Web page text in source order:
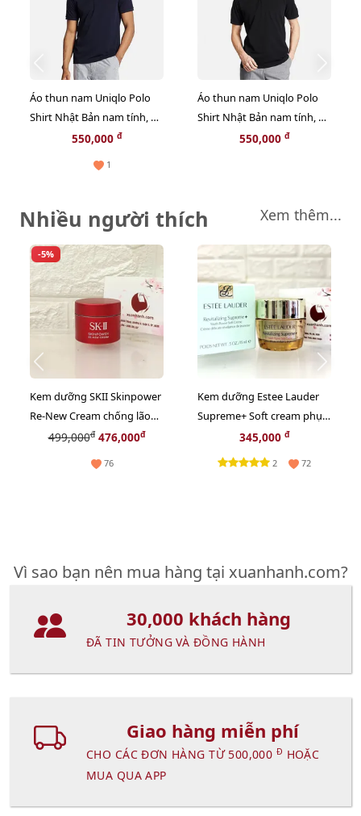
Áo thun nam Uniqlo Polo
Shirt Nhật Bản nam tính, 69
Navy size L550,000 đ
1
Áo thun nam Uniqlo Polo
Shirt Nhật Bản nam tính, 09
Black size L550,000 đ
Nhiều người thích Xem thêm...
-5%
Kem dưỡng SKII Skinpower
Re-New Cream chống lão
hóa, phục hồi nuôi dưỡng
499,000đ476,000đ
76
Kem dưỡng Estee Lauder
Supreme+ Soft cream phục
hồi da chuyên sâu, 15ml
345,000 đ
2 72
Vì sao bạn nên mua hàng tại xuanhanh.com?
30,000 khách hàng
ĐÃ TIN TƯỞNG VÀ ĐỒNG HÀNH
Giao hàng miễn phí
CHO CÁC ĐƠN HÀNG TỪ 500,000 Đ HOẶC
MUA QUA APP